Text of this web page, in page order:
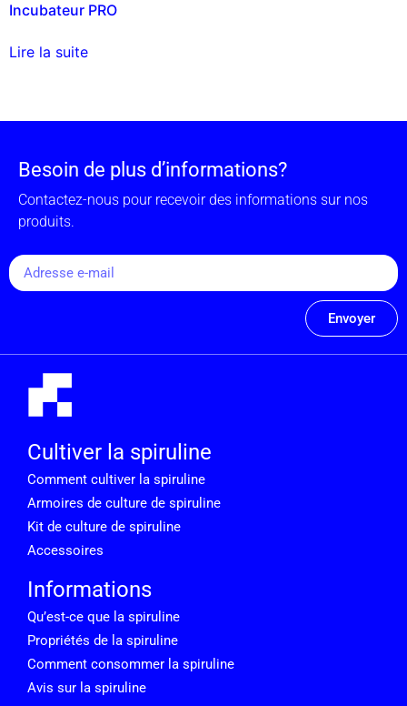
Incubateur PRO
Lire la suite
Besoin de plus d’informations?
Contactez-nous pour recevoir des informations sur nos
produits.
Envoyer
Cultiver la spiruline
Comment cultiver la spiruline
Armoires de culture de spiruline
Kit de culture de spiruline
Accessoires
Informations
Qu’est-ce que la spiruline
Propriétés de la spiruline
Comment consommer la spiruline
Avis sur la spiruline